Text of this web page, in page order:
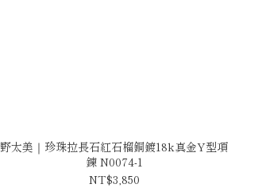
野太美｜珍珠拉長石紅石榴銅鍍18k真金Y型項
鍊 N0074-1
NT$3,850